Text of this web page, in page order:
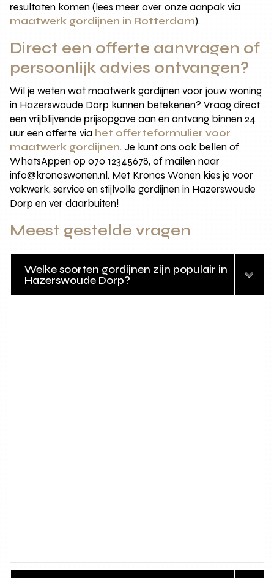
resultaten komen (lees meer over onze aanpak via
maatwerk gordijnen in Rotterdam).
Direct een offerte aanvragen of
persoonlijk advies ontvangen?
Wil je weten wat maatwerk gordijnen voor jouw woning
in Hazerswoude Dorp kunnen betekenen? Vraag direct
een vrijblijvende prijsopgave aan en ontvang binnen 24
uur een offerte via het offerteformulier voor
maatwerk gordijnen. Je kunt ons ook bellen of
WhatsAppen op 070 12345678, of mailen naar
info@kronoswonen.nl. Met Kronos Wonen kies je voor
vakwerk, service en stijlvolle gordijnen in Hazerswoude
Dorp en ver daarbuiten!
Meest gestelde vragen
Welke soorten gordijnen zijn populair in
Hazerswoude Dorp?